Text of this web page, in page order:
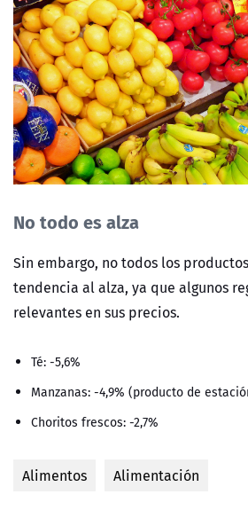
No todo es alza
Sin embargo, no todos los
tendencia al alza, ya que algunos
relevantes en sus precios.
Té: -5,6%
Manzanas: -4,9% (producto de
Choritos frescos: -2,7%
Alimentos Alimentación